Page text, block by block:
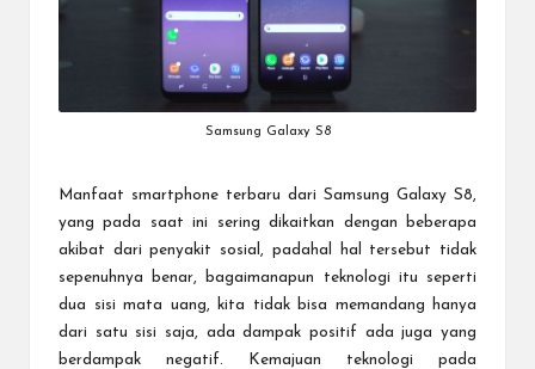
Samsung Galaxy S8
Manfaat smartphone terbaru dari Samsung Galaxy S8,
yang pada saat ini sering dikaitkan dengan beberapa
akibat dari penyakit sosial, padahal hal tersebut tidak
sepenuhnya benar, bagaimanapun teknologi itu seperti
dua sisi mata uang, kita tidak bisa memandang hanya
dari satu sisi saja, ada dampak positif ada juga yang
berdampak negatif. Kemajuan teknologi pada